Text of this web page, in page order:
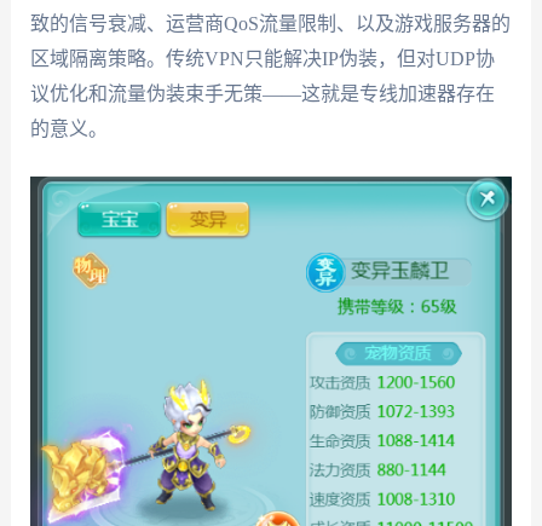
致的信号衰减、运营商QoS流量限制、以及游戏服务器的
区域隔离策略。传统VPN只能解决IP伪装，但对UDP协
议优化和流量伪装束手无策——这就是专线加速器存在
的意义。